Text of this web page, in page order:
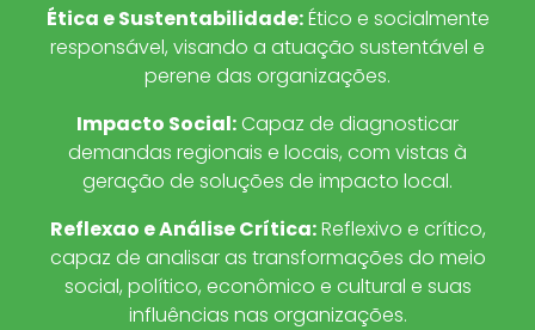
Ética e Sustentabilidade:Ético e socialmente
responsável, visando a atuação sustentável e
perene das organizações.
Impacto Social: Capaz de diagnosticar
demandas regionais e locais, com vistas à
geração de soluções de impacto local.
Reflexao e Análise Crítica:Reflexivo e crítico,
capaz de analisar as transformações do meio
social, político, econômico e cultural e suas
influências nas organizações.